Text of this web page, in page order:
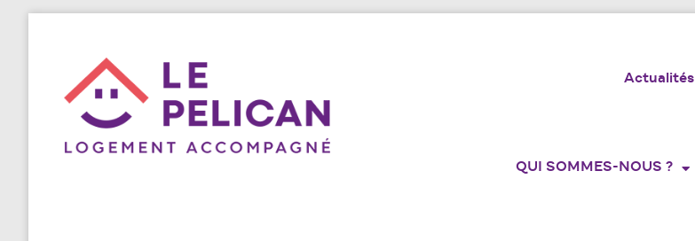
Actualités
QUI SOMMES-NOUS ?